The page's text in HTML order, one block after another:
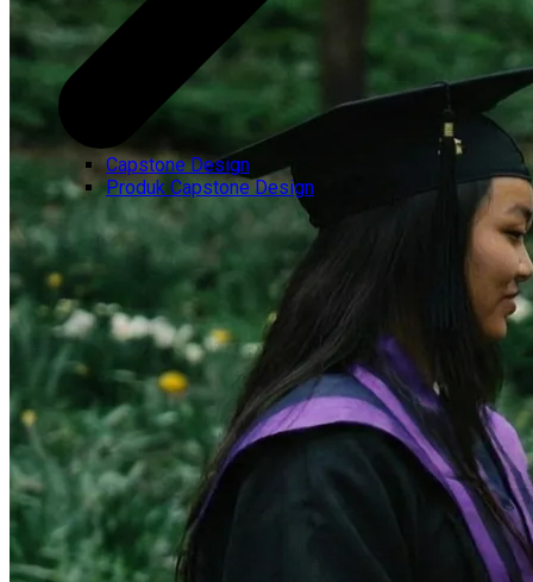
Capstone Design
Produk Capstone Design